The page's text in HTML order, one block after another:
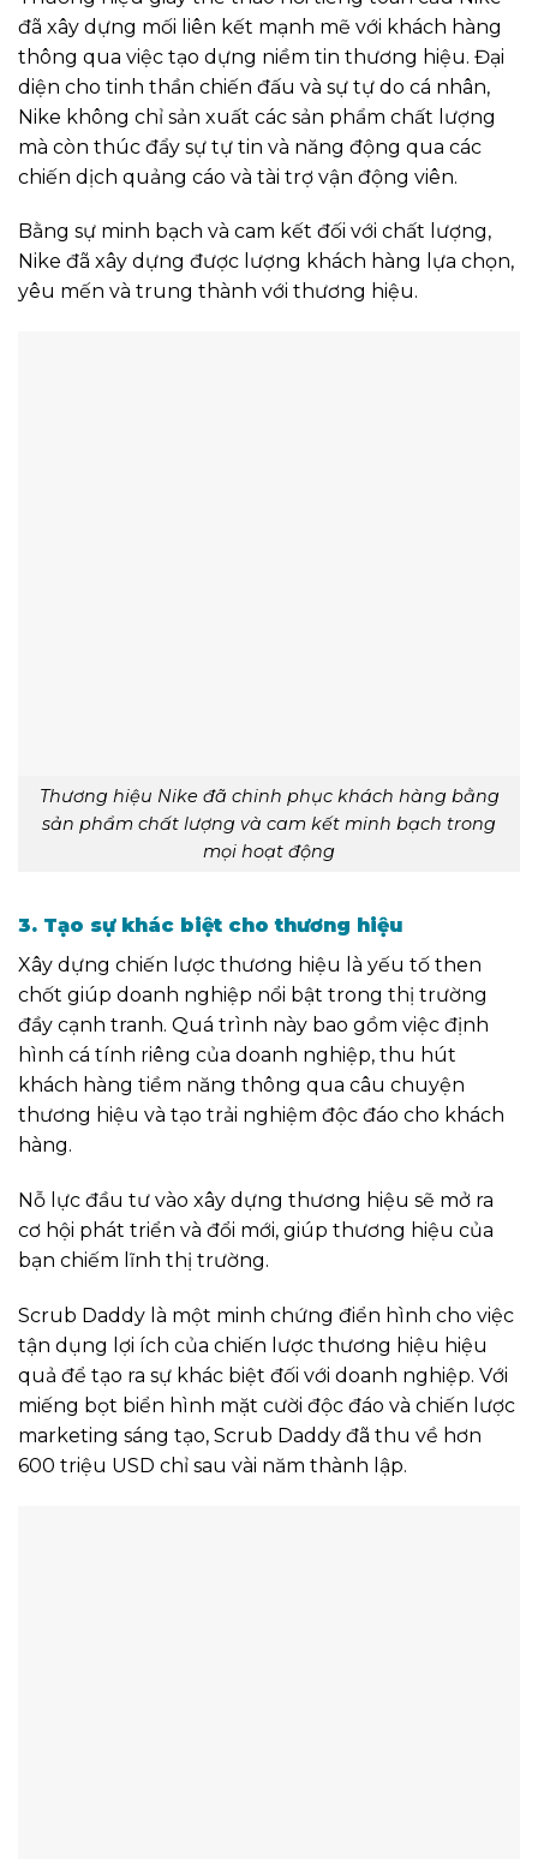
đã xây dựng mối liên kết mạnh mẽ với khách hàng
thông qua việc tạo dựng niềm tin thương hiệu. Đại
diện cho tinh thần chiến đấu và sự tự do cá nhân,
Nike không chỉ sản xuất các sản phẩm chất lượng
mà còn thúc đẩy sự tự tin và năng động qua các
chiến dịch quảng cáo và tài trợ vận động viên.
Bằng sự minh bạch và cam kết đối với chất lượng,
Nike đã xây dựng được lượng khách hàng lựa chọn,
yêu mến và trung thành với thương hiệu.
Thương hiệu Nike đã chinh phục khách hàng bằng
sản phẩm chất lượng và cam kết minh bạch trong
mọi hoạt động
3. Tạo sự khác biệt cho thương hiệu
Xây dựng chiến lược thương hiệu là yếu tố then
chốt giúp doanh nghiệp nổi bật trong thị trường
đầy cạnh tranh. Quá trình này bao gồm việc định
hình cá tính riêng của doanh nghiệp, thu hút
khách hàng tiềm năng thông qua câu chuyện
thương hiệu và tạo trải nghiệm độc đáo cho khách
hàng.
Nỗ lực đầu tư vào xây dựng thương hiệu sẽ mở ra
cơ hội phát triển và đổi mới, giúp thương hiệu của
bạn chiếm lĩnh thị trường.
Scrub Daddy là một minh chứng điển hình cho việc
tận dụng lợi ích của chiến lược thương hiệu hiệu
quả để tạo ra sự khác biệt đối với doanh nghiệp. Với
miếng bọt biển hình mặt cười độc đáo và chiến lược
marketing sáng tạo, Scrub Daddy đã thu về hơn
600 triệu USD chỉ sau vài năm thành lập.